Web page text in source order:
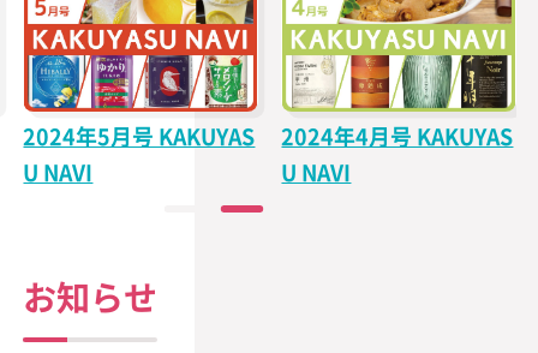
2024年5月号 KAKUYAS
U NAVI
2024年4月号 KAKUYAS
U NAVI
お知らせ